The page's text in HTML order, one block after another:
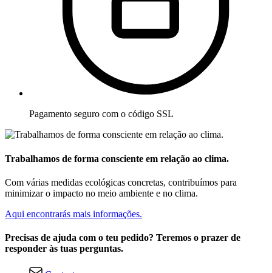
Pagamento seguro com o código SSL
Trabalhamos de forma consciente em relação ao clima.
Com várias medidas ecológicas concretas, contribuímos para
minimizar o impacto no meio ambiente e no clima.
Aqui encontrarás mais informações.
Precisas de ajuda com o teu pedido? Teremos o prazer de
responder às tuas perguntas.